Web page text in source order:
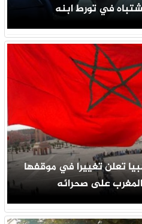
في تورط ابنه
تعلن تغييرا في موقفها
على صحرائه